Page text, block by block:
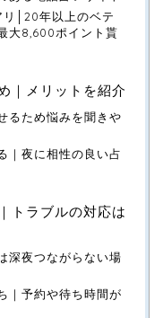
│20年以上のベテ
大8,600ポイント貰
｜メリットを紹介
るため悩みを聞きや
｜夜に相性の良い占
トラブルの対応は
深夜つながらない場
｜予約や待ち時間が